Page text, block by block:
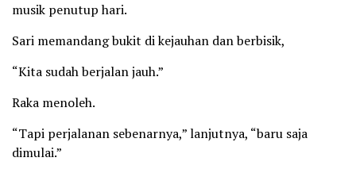
musik penutup hari.
Sari memandang bukit di kejauhan dan berbisik,
“Kita sudah berjalan jauh.”
Raka menoleh.
“Tapi perjalanan sebenarnya,” lanjutnya, “baru saja
dimulai.”